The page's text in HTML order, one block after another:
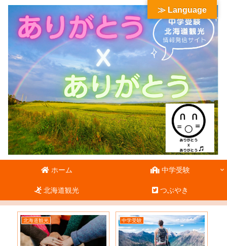
ホーム 中学受験
北海道観光 つぶやき
北海道観光 中学受験
≫ Language